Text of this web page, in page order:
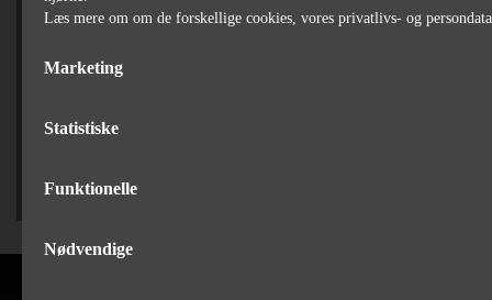
76 90 75 79
Læs mere om om de forskellige cookies, vores privatlivs- og
Marketing
Statistiske
Funktionelle
Nødvendige